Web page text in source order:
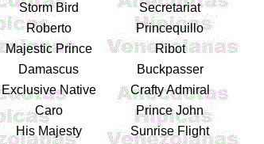
Storm Bird
Secretariat
Roberto
Princequillo
Majestic Prince
Ribot
Damascus
Buckpasser
Exclusive Native
Crafty Admiral
Caro
Prince John
His Majesty
Sunrise Flight